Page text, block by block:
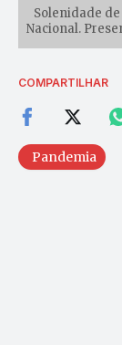
Solenidade
Nacional.
COMPARTILHAR
Pandemia